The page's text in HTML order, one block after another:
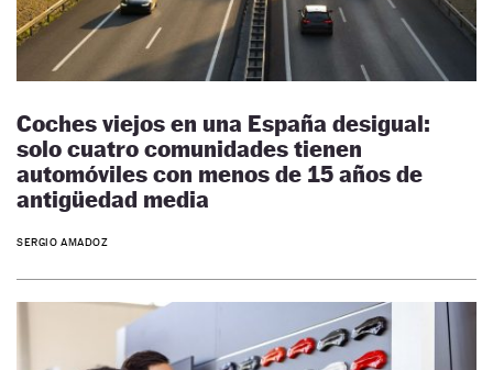
Coches viejos en una España desigual:
solo cuatro comunidades tienen
automóviles con menos de 15 años de
antigüedad media
SERGIO AMADOZ